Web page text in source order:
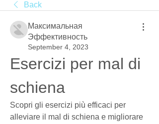
Back
Максимальная
Эффективность
September 4, 2023
Esercizi per mal di
schiena
Scopri gli esercizi più efficaci per
alleviare il mal di schiena e migliorare